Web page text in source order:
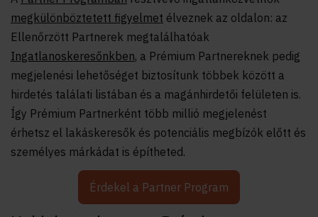
megkülönböztetett figyelmet élveznek az oldalon: az
Ellenőrzött Partnerek megtalálhatóak
Ingatlanoskeresőnkben, a Prémium Partnereknek pedig
megjelenési lehetőséget biztosítunk többek között a
hirdetés találati listában és a magánhirdetői felületen is.
Így Prémium Partnerként több millió megjelenést
érhetsz el lakáskeresők és potenciális megbízók előtt és
személyes márkádat is építheted.
Érdekel a Partner Program